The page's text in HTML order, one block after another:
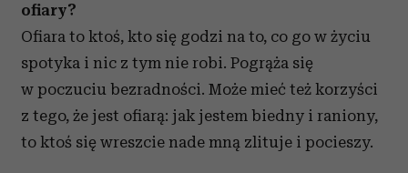
ofiary?
Ofiara to ktoś, kto się godzi na to, co go w życiu
spotyka i nic z tym nie robi. Pogrąża się
w poczuciu bezradności. Może mieć też korzyści
z tego, że jest ofiarą: jak jestem biedny i raniony,
to ktoś się wreszcie nade mną zlituje i pocieszy.